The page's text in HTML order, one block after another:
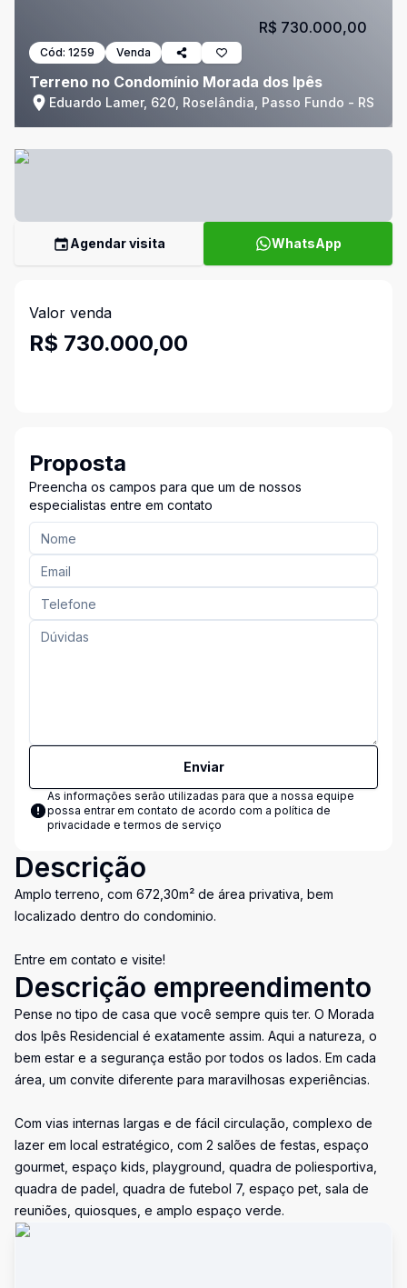
Cód: 1259 Venda
Terreno no Condomínio Morada dos Ipês
Eduardo Lamer, 620, Roselândia, Passo Fundo - RS
R$ 730.000,00
Agendar visita WhatsApp
Valor venda
R$ 730.000,00
Proposta
Preencha os campos para que um de nossos
especialistas entre em contato
Enviar
As informações serão utilizadas para que a nossa equipe
possa entrar em contato de acordo com a política de
privacidade e termos de serviço
Descrição
Amplo terreno, com 672,30m² de área privativa, bem
localizado dentro do condominio.
Entre em contato e visite!
Descrição empreendimento
Pense no tipo de casa que você sempre quis ter. O Morada
dos Ipês Residencial é exatamente assim. Aqui a natureza, o
bem estar e a segurança estão por todos os lados. Em cada
área, um convite diferente para maravilhosas experiências.
Com vias internas largas e de fácil circulação, complexo de
lazer em local estratégico, com 2 salões de festas, espaço
gourmet, espaço kids, playground, quadra de poliesportiva,
quadra de padel, quadra de futebol 7, espaço pet, sala de
reuniões, quiosques, e amplo espaço verde.